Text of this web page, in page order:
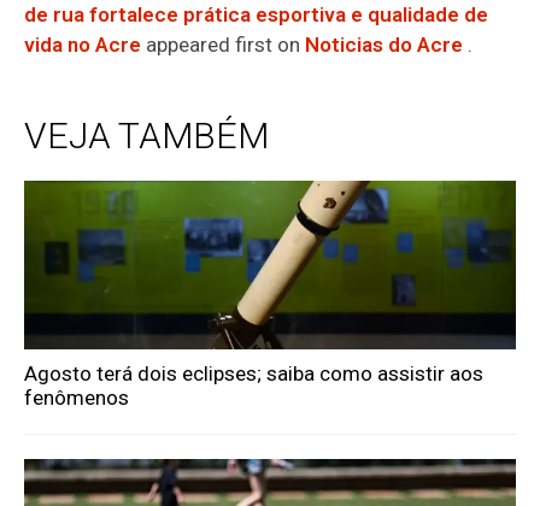
de rua fortalece prática esportiva e qualidade de
vida no Acre appeared first on Noticias do Acre .
VEJA TAMBÉM
Agosto terá dois eclipses; saiba como assistir aos
fenômenos